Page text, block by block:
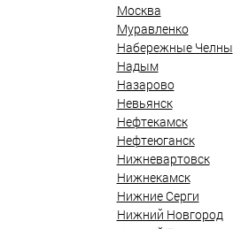
Москва
Муравленко
Набережные Челны
Надым
Назарово
Невьянск
Нефтекамск
Нефтеюганск
Нижневартовск
Нижнекамск
Нижние Серги
Нижний Новгород